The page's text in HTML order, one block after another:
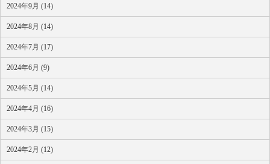
2024年9月 (14)
2024年8月 (14)
2024年7月 (17)
2024年6月 (9)
2024年5月 (14)
2024年4月 (16)
2024年3月 (15)
2024年2月 (12)